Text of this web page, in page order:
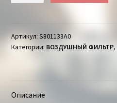
МАЗДА
Артикул: S801133A0
Категории: ВОЗДУШНЫЙ ФИЛЬТР,
Описание